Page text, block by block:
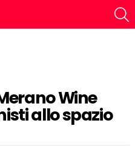
Wine
allo spazio